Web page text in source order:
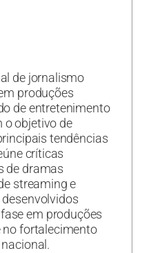
de jornalismo
produções
de entretenimento
o objetivo de
tendências
críticas
de dramas
streaming e
em produções
no fortalecimento